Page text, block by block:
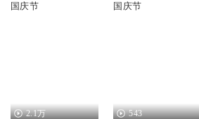
国庆节 国庆节
2.1万 543